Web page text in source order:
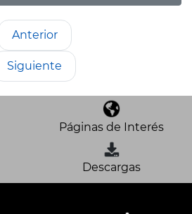
Anterior
Siguiente
Páginas de Interés
Descargas